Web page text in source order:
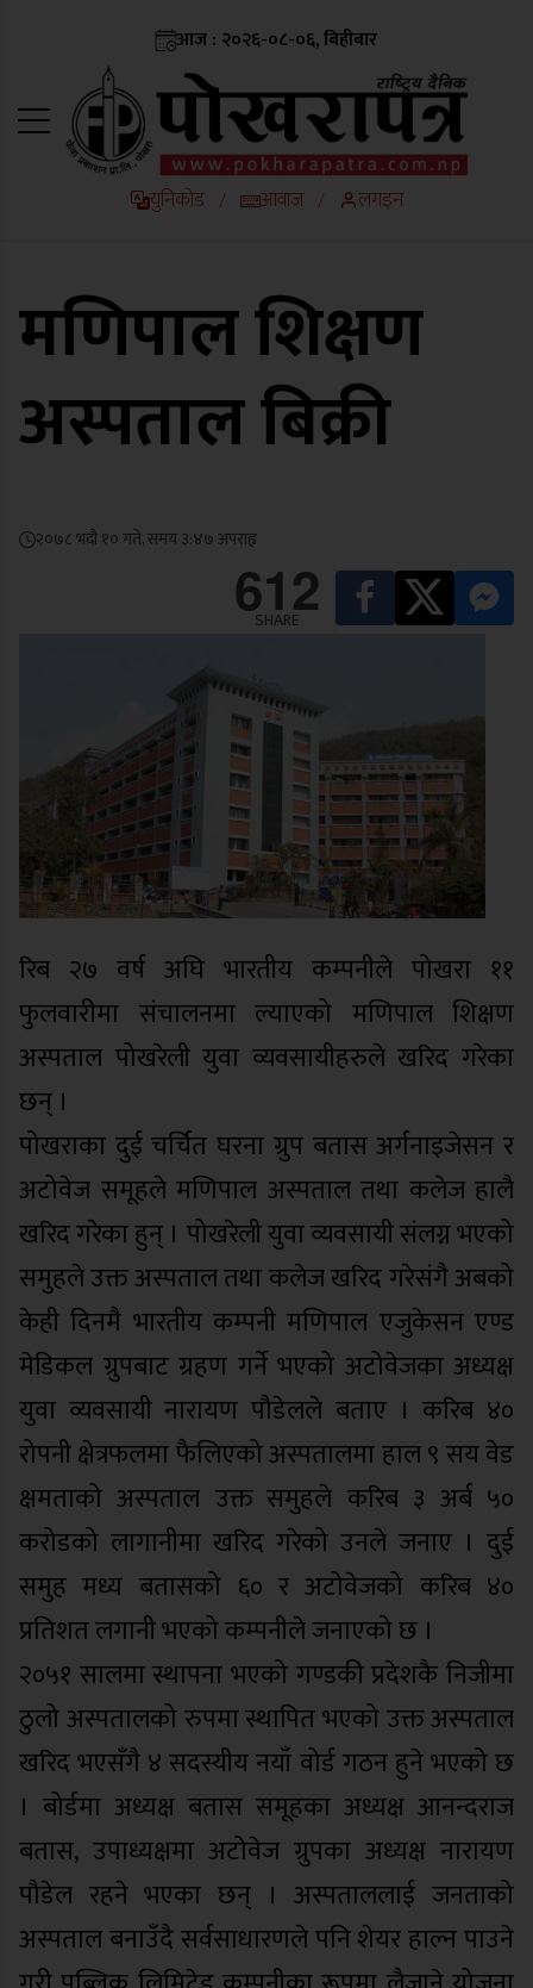
आज : २०२६-०८-०६, बिहीबार
युनिकोड / आवाज / लगइन
मणिपाल शिक्षण
अस्पताल बिक्री
२०७८ भदौ १० गते, समय ३:४७ अपराह्न
612
SHARE
रिब २७ वर्ष अघि भारतीय कम्पनीले पोखरा ११
फुलवारीमा संचालनमा ल्याएको मणिपाल शिक्षण
अस्पताल पोखरेली युवा व्यवसायीहरुले खरिद गरेका
छन् ।
पोखराका दुई चर्चित घरना ग्रुप बतास अर्गनाइजेसन र
अटोवेज समूहले मणिपाल अस्पताल तथा कलेज हालै
खरिद गरेका हुन् । पोखरेली युवा व्यवसायी संलग्न भएको
समुहले उक्त अस्पताल तथा कलेज खरिद गरेसंगै अबको
केही दिनमै भारतीय कम्पनी मणिपाल एजुकेसन एण्ड
मेडिकल ग्रुपबाट ग्रहण गर्ने भएको अटोवेजका अध्यक्ष
युवा व्यवसायी नारायण पौडेलले बताए । करिब ४०
रोपनी क्षेत्रफलमा फैलिएको अस्पतालमा हाल ९ सय वेड
क्षमताको अस्पताल उक्त समुहले करिब ३ अर्ब ५०
करोडको लागानीमा खरिद गरेको उनले जनाए । दुई
समुह मध्य बतासको ६० र अटोवेजको करिब ४०
प्रतिशत लगानी भएको कम्पनीले जनाएको छ ।
२०५१ सालमा स्थापना भएको गण्डकी प्रदेशकै निजीमा
ठुलो अस्पतालको रुपमा स्थापित भएको उक्त अस्पताल
खरिद भएसँगै ४ सदस्यीय नयाँ वोर्ड गठन हुने भएको छ
। बोर्डमा अध्यक्ष बतास समूहका अध्यक्ष आनन्दराज
बतास, उपाध्यक्षमा अटोवेज ग्रुपका अध्यक्ष नारायण
पौडेल रहने भएका छन् । अस्पताललाई जनताको
अस्पताल बनाउँदै सर्वसाधारणले पनि शेयर हाल्न पाउने